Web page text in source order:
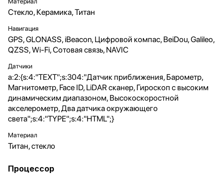
Стекло, Керамика, Титан
Навигация
GPS, GLONASS, iBeacon, Цифровой компас, BeiDou, Galileo,
QZSS, Wi-Fi, Сотовая связь, NAVIC
Датчики
a:2:{s:4:"TEXT";s:304:"Датчик приближения, Барометр,
Магнитометр, Face ID, LiDAR сканер, Гироскоп с высоким
динамическим диапазоном, Высокоскоростной
акселерометр, Два датчика окружающего
света";s:4:"TYPE";s:4:"HTML";}
Материал
Титан, стекло
Процессор